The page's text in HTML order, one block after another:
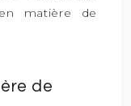
matière de
de